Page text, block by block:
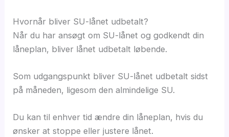
Hvornår bliver SU-lånet udbetalt?
Når du har ansøgt om SU-lånet og godkendt din
låneplan, bliver lånet udbetalt løbende.
Som udgangspunkt bliver SU-lånet udbetalt sidst
på måneden, ligesom den almindelige SU.
Du kan til enhver tid ændre din låneplan, hvis du
ønsker at stoppe eller justere lånet.